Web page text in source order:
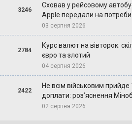
3246
Сховав у рейсовому
Apple передали на
03 серпня 2026
2784
Курс валют на вівторок:
євро та злотий
04 серпня 2026
2422
Не всім військовим
доплати: роз’яснення
02 серпня 2026